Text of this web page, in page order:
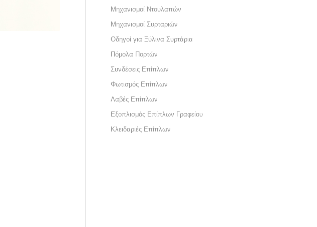
Μηχανισμοί Ντουλαπών
Μηχανισμοί Συρταριών
Οδηγοί για Ξύλινα Συρτάρια
Πόμολα Πορτών
Συνδέσεις Επίπλων
Φωτισμός Επίπλων
Λαβές Επίπλων
Εξοπλισμός Επίπλων Γραφείου
Κλειδαριές Επίπλων